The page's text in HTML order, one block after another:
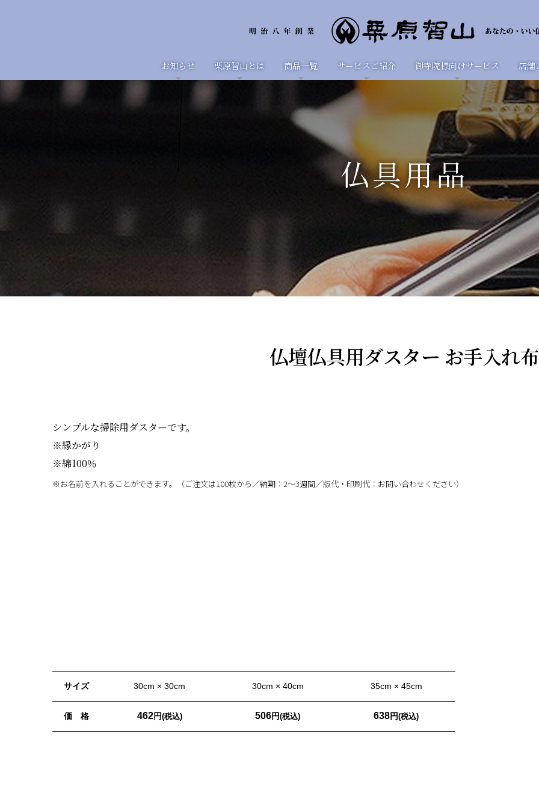
お知らせ 栗原智山とは 商品一覧 サービスご紹介 御寺院様向けサービス 店舗
仏具用品
仏壇仏具用ダスター お手入れ布
シンプルな掃除用ダスターです。
※縁かがり
※綿100％
※お名前を入れることができます。（ご注文は100枚から／納期：2～3週間／版代・印刷代：お問い合わせください）
サイズ 30cm × 30cm 30cm × 40cm 35cm × 45cm
価 格 462円(税込) 506円(税込) 638円(税込)